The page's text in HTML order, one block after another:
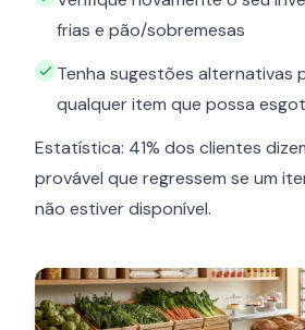
frias e pão/sobremesas
Tenha sugestões alternativas
qualquer item que possa
Estatística: 41% dos clientes
provável que regressem se um
não estiver disponível.